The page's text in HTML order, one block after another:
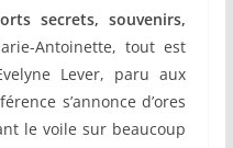
secrets, souvenirs,
Antoinette, tout est
Lever, paru aux
s’annonce d’ores
le voile sur beaucoup